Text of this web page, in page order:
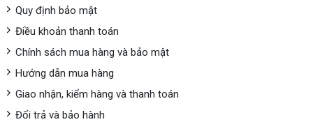
Quy định bảo mật
Điều khoản thanh toán
Chính sách mua hàng và bảo mật
Hướng dẫn mua hàng
Giao nhận, kiểm hàng và thanh toán
Đổi trả và bảo hành